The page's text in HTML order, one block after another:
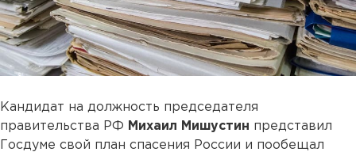
Кандидат на должность председателя
правительства РФ Михаил Мишустин представил
Госдуме свой план спасения России и пообещал